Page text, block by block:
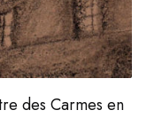
des Carmes en